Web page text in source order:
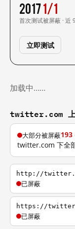
2017
首次测试
1/1
被屏蔽 · 近
立即测试
加载中……
twitter.com 上
大部分被屏蔽193
twitter.com 下全
http://
已屏蔽
https://
已屏蔽